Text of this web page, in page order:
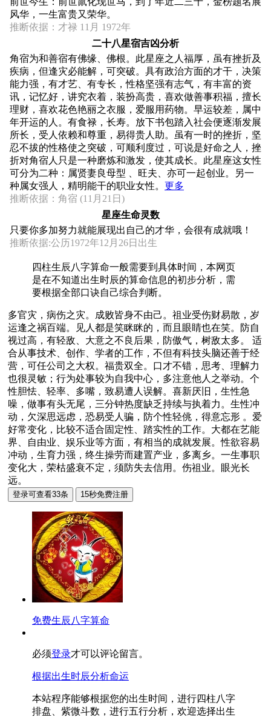
风华，一生富贵又荣华。
推断依据：才禄 11月 1972年
二十八星宿吉凶分析
角宿为和善宿有佛缘、佛根。此星座之人福厚，虽有挫折及
疾病，但逢灾必能解，可突破。具有政治方面的才干，决策
能力强，有才艺、有专长，性格坚强有志气，有丰富的资
讯，记忆好，讲究衣着，装扮高贵，喜欢做善事积福，擅长
理财，喜欢花色艳丽之衣服，爱服用药物。早运较差，属中
年开运的人。有食禄，长寿。放下书包踏入社会便逐渐发展
所长，受人依赖和尊重，易得贵人助。虽有一时的挫折，坚
忍不拔的性格使之突破，可顺利度过，可说是好命之人，挫
折对角宿人只是一种磨炼和激发，使其成长。此星座这女性
可分为二种：属贤妻良母型 、旺夫、亦可一起创业。另一
种属女强人，精明能干的职业女性。 更多
推断依据：角宿 (11月21日)
星座生命灵数
只要你多加努力就能展现出自己的才华，会很有成就哦！
推断依据:公历1972年12月26日出生
四柱生辰八字算命一般需要到具体时间，本网页
是在不知道出生时辰的算命信息的初步分析，需
要根据全部口诀自己综合判断。
多官灾，病伤之灾。成败皆身不由己。祖业受伤财易散，岁
运逢之祸百端。见人都是笑眯眯的，而且眼睛也在笑。防自
视过高，有轻敌、大意之不良后果，防傲气，树敌太多。 适
合从事技术、创作、学者的工作，不但有科技头脑还善于经
营，可任公司之大权。福贵双全。口才不错，思考、理解力
也很灵敏；行为处事较为自我中心，多注意他人之举动。个
性胆怯、轻率、多嘴，致易遭人误解。喜新厌旧，生性急
噪，做事有头无尾，三分钟热度缺乏持续与执着力。生性冲
动，欠深思远虑，恐易受人骗，防个性轻佻，得意忘形 。爱
好常变化，比较不适合固定性、踏实性的工作。大都在艺能
界、自由业、娱乐业等方面，有相当的成就发展。性欲容易
冲动，生育力强，终生操劳而建置产业，多离乡。一生事职
变化大，荣枯盛衰不定，须防失去信用。伤祖业。眼光长
远。
免费生辰八字算命
必须登录才可以评论留言。
根据出生时辰分析命运
本站程序能够根据您的出生时间，进行四柱八字
排盘、紫微斗数，进行五行分析，欢迎选择出生